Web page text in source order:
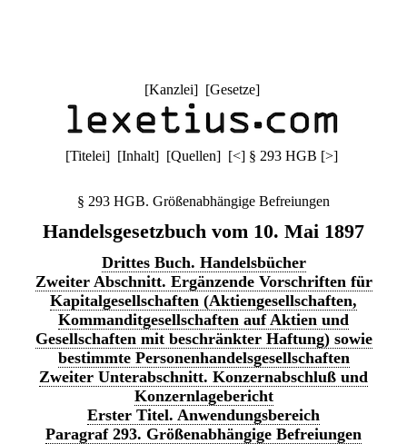
[Kanzlei] [Gesetze]
[Titelei] [Inhalt] [Quellen] [<] § 293 HGB [>]
§ 293 HGB. Größenabhängige Befreiungen
Handelsgesetzbuch vom 10. Mai 1897
Drittes Buch. Handelsbücher
Zweiter Abschnitt. Ergänzende Vorschriften für
Kapitalgesellschaften (Aktiengesellschaften,
Kommanditgesellschaften auf Aktien und
Gesellschaften mit beschränkter Haftung) sowie
bestimmte Personenhandelsgesellschaften
Zweiter Unterabschnitt. Konzernabschluß und
Konzernlagebericht
Erster Titel. Anwendungsbereich
Paragraf 293. Größenabhängige Befreiungen